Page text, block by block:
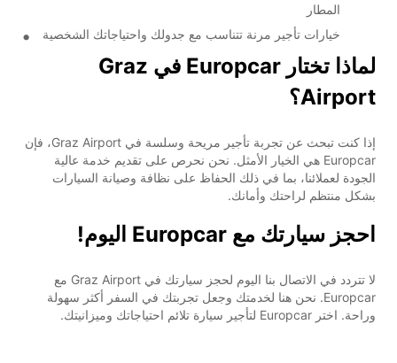
المطار
خيارات تأجير مرنة تتناسب مع جدولك واحتياجاتك الشخصية
لماذا تختار Europcar في Graz
Airport؟
إذا كنت تبحث عن تجربة تأجير مريحة وسلسة في Graz Airport، فإن
Europcar هي الخيار الأمثل. نحن نحرص على تقديم خدمة عالية
الجودة لعملائنا، بما في ذلك الحفاظ على نظافة وصيانة السيارات
بشكل منتظم لراحتك وأمانك.
احجز سيارتك مع Europcar اليوم!
لا تتردد في الاتصال بنا اليوم لحجز سيارتك في Graz Airport مع
Europcar. نحن هنا لخدمتك وجعل تجربتك في السفر أكثر سهولة
وراحة. اختر Europcar لتأجير سيارة تلائم احتياجاتك وميزانيتك.